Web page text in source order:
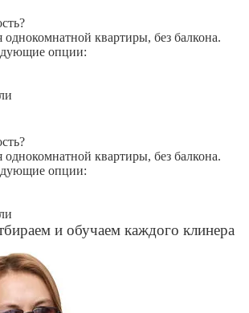
однокомнатной квартиры, без балкона.
опции:
однокомнатной квартиры, без балкона.
опции:
и обучаем каждого клинера